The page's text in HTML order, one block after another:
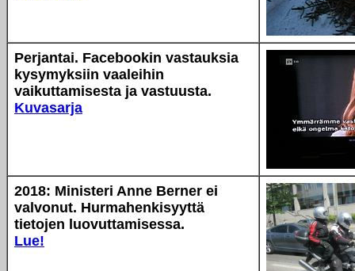
Perjantai. Facebookin vastauksia
kysymyksiin vaaleihin
vaikuttamisesta ja vastuusta.
Kuvasarja
2018: Ministeri Anne Berner ei
valvonut. Hurmahenkisyyttä
tietojen luovuttamisessa.
Lue!